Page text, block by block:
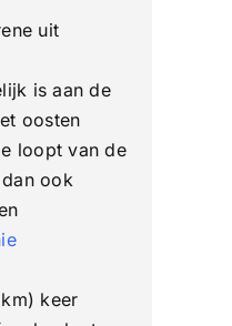
uit
is aan de
oosten
loopt van de
ook
keer